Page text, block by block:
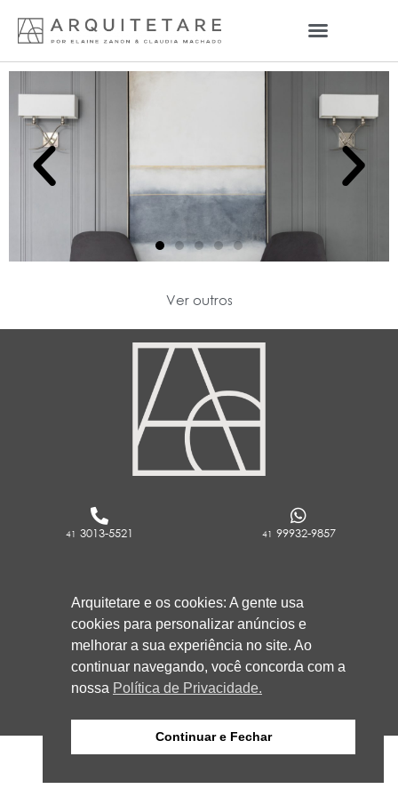
Ver outros
41 3013-5521 41 99932-9857
RUA ROCKFELLER, 736 - REBOUÇAS
CURITIBA/PR
80230-130
Arquitetare e os cookies: A gente usa
cookies para personalizar anúncios e
melhorar a sua experiência no site. Ao
continuar navegando, você concorda com a
nossa Política de Privacidade.
Continuar e Fechar